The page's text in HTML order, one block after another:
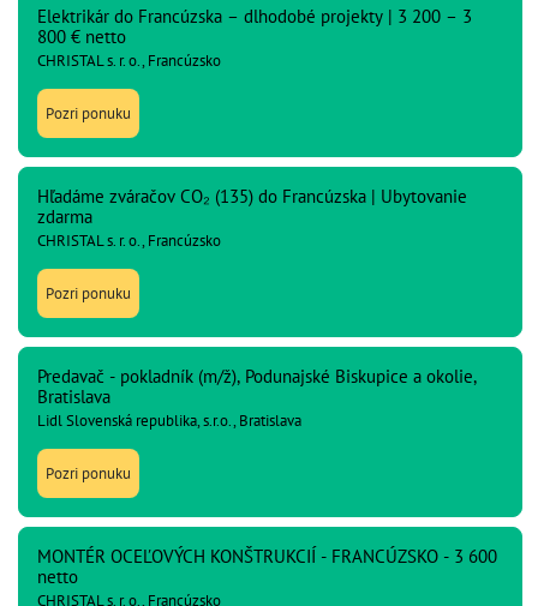
Elektrikár do Francúzska – dlhodobé projekty | 3 200 – 3
800 € netto
CHRISTAL s. r. o., Francúzsko
Pozri ponuku
Hľadáme zváračov CO₂ (135) do Francúzska | Ubytovanie
zdarma
CHRISTAL s. r. o., Francúzsko
Pozri ponuku
Predavač - pokladník (m/ž), Podunajské Biskupice a okolie,
Bratislava
Lidl Slovenská republika, s.r.o., Bratislava
Pozri ponuku
MONTÉR OCEĽOVÝCH KONŠTRUKCIÍ - FRANCÚZSKO - 3 600
netto
CHRISTAL s. r. o., Francúzsko